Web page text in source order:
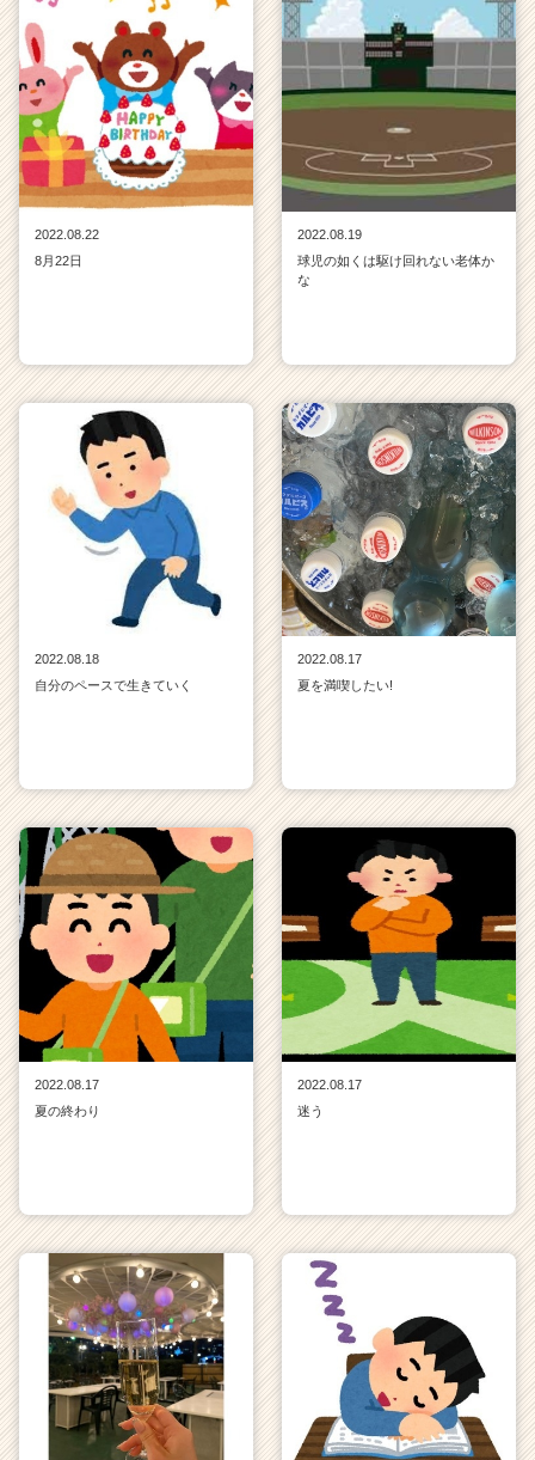
2022.08.22
8月22日
2022.08.19
球児の如くは駆け回れない老体か
な
2022.08.18
自分のペースで生きていく
2022.08.17
夏を満喫したい!
2022.08.17
夏の終わり
2022.08.17
迷う